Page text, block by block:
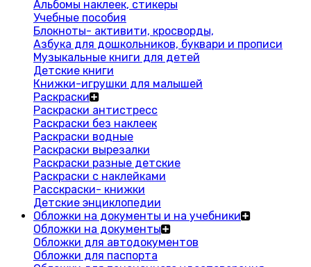
Альбомы наклеек, стикеры
Учебные пособия
Блокноты- активити, кросворды,
Азбука для дошкольников, буквари и прописи
Музыкальные книги для детей
Детские книги
Книжки-игрушки для малышей
Раскраски
Раскраски антистресс
Раскраски без наклеек
Раскраски водные
Раскраски вырезалки
Раскраски разные детские
Раскраски с наклейками
Расскраски- книжки
Детские энциклопедии
Обложки на документы и на учебники
Обложки на документы
Обложки для автодокументов
Обложки для паспорта